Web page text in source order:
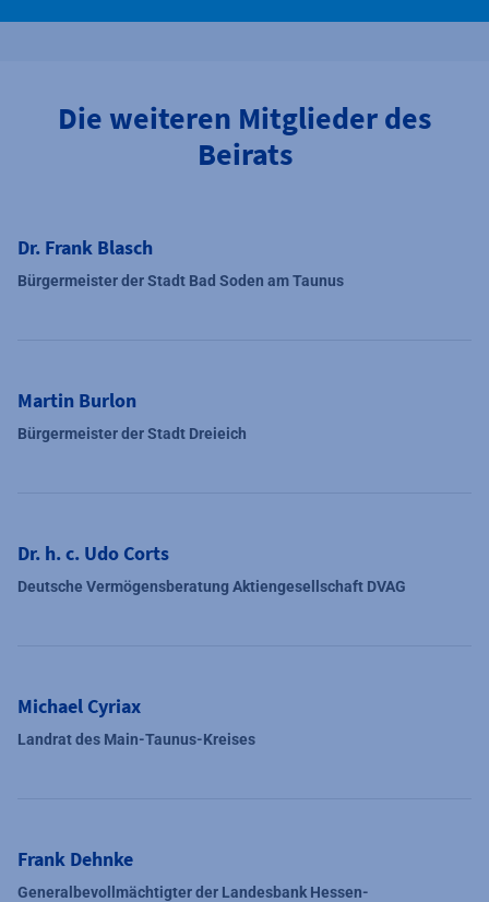
Die weiteren Mitglieder des
Beirats
Dr. Frank Blasch
Bürgermeister der Stadt Bad Soden am Taunus
Martin Burlon
Bürgermeister der Stadt Dreieich
Dr. h. c. Udo Corts
Deutsche Vermögensberatung Aktiengesellschaft DVAG
Michael Cyriax
Landrat des Main-Taunus-Kreises
Frank Dehnke
Generalbevollmächtigter der Landesbank Hessen-